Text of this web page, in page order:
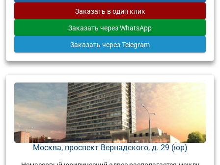
Заказать в один клик
Заказать через WhatsApp
Заказать через Telegram
Москва, проспект Вернадского, д. 29 (юр)